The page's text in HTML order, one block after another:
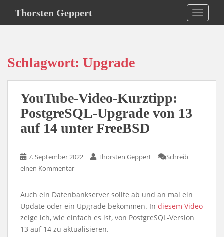
i
Thorsten Geppert
Schlagwort: Upgrade
YouTube-Video-Kurztipp:
PostgreSQL-Upgrade von 13
auf 14 unter FreeBSD
7. September 2022 Thorsten Geppert
Schreib
einen Kommentar
Auch ein Datenbankserver sollte ab und an mal ein
Update oder ein Upgrade bekommen. In diesem Video
zeige ich, wie einfach es ist, von PostgreSQL-Version
13 auf 14 zu aktualisieren.